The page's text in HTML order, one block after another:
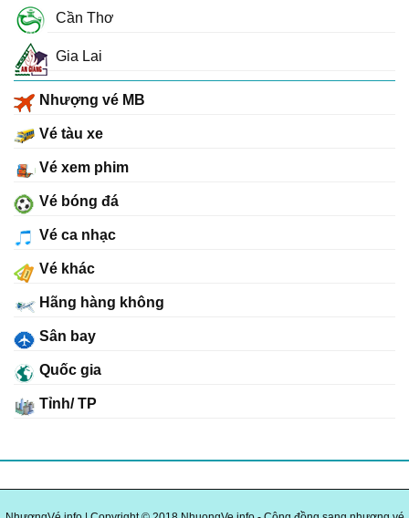
Cần Thơ
Gia Lai
Nhượng vé MB
Vé tàu xe
Vé xem phim
Vé bóng đá
Vé ca nhạc
Vé khác
Hãng hàng không
Sân bay
Quốc gia
Tỉnh/ TP